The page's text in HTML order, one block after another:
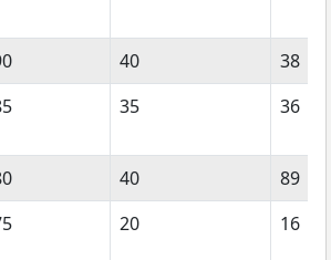
40
38
35 36
40
89
20 16